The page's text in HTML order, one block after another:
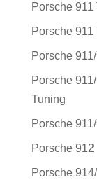
Porsche
Porsche
Porsche
Porsche
Tuning
Porsche
Porsche 912
Porsche